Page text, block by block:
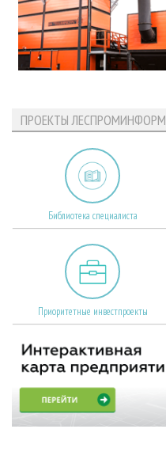
ПРОЕКТЫ ЛЕСПРОМИНФОРМ
Библиотека специалиста
Приоритетные инвестпроекты